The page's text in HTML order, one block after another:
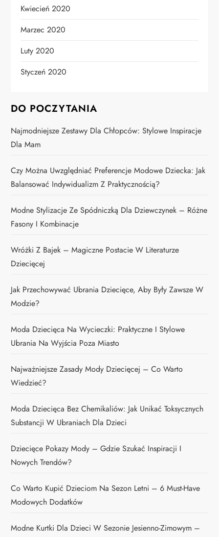
Kwiecień 2020
Marzec 2020
Luty 2020
Styczeń 2020
DO POCZYTANIA
Najmodniejsze Zestawy Dla Chłopców: Stylowe Inspiracje
Dla Mam
Czy Można Uwzględniać Preferencje Modowe Dziecka: Jak
Balansować Indywidualizm Z Praktycznością?
Modne Stylizacje Ze Spódniczką Dla Dziewczynek – Różne
Fasony I Kombinacje
Wróżki Z Bajek – Magiczne Postacie W Literaturze
Dziecięcej
Jak Przechowywać Ubrania Dziecięce, Aby Były Zawsze W
Modzie?
Moda Dziecięca Na Wycieczki: Praktyczne I Stylowe
Ubrania Na Wyjścia Poza Miasto
Najważniejsze Zasady Mody Dziecięcej – Co Warto
Wiedzieć?
Moda Dziecięca Bez Chemikaliów: Jak Unikać Toksycznych
Substancji W Ubraniach Dla Dzieci
Dziecięce Pokazy Mody – Gdzie Szukać Inspiracji I
Nowych Trendów?
Co Warto Kupić Dzieciom Na Sezon Letni – 6 Must-Have
Modowych Dodatków
Modne Kurtki Dla Dzieci W Sezonie Jesienno-Zimowym –